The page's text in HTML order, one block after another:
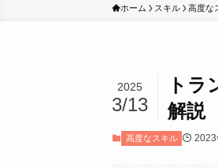
ホーム スキル 高度な
ト
解説
2025
3/13
高度なスキル 2023